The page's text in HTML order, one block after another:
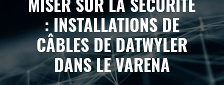
MISER SUR LA SÉCURITÉ
: INSTALLATIONS DE
CÂBLES DE DATWYLER
DANS LE VARENA